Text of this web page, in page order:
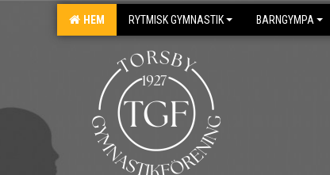
HEM RYTMISK GYMNASTIK BARNGYMPA